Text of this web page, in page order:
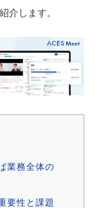
介します。
業務全体の
要性と課題